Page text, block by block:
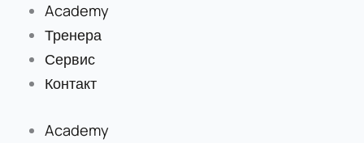
Academy
Тренера
Сервис
Контакт
Academy